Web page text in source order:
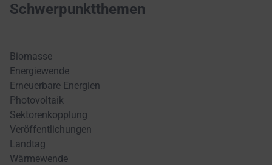
Schwerpunktthemen
Biomasse
Energiewende
Erneuerbare Energien
Photovoltaik
Sektorenkopplung
Veröffentlichungen
Landtag
Wärmewende